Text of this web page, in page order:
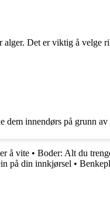
Det er viktig å velge
dem innendørs på grunn
å vite • Boder: Alt du
på din innkjørsel •